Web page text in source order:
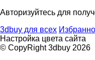
Авторизуйтесь для
3dbuy для всех
Настройка цвета сайта
© CopyRight 3dbuy 2026